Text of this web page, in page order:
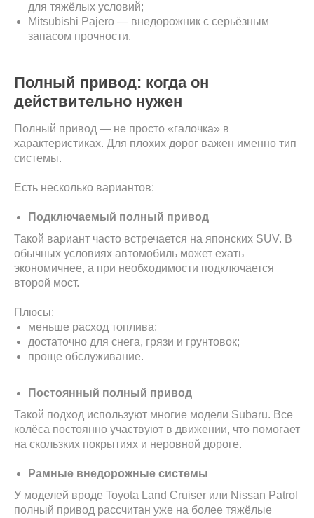
для тяжёлых условий;
Mitsubishi Pajero — внедорожник с серьёзным
запасом прочности.
Полный привод: когда он
действительно нужен
Полный привод — не просто «галочка» в
характеристиках. Для плохих дорог важен именно тип
системы.
Есть несколько вариантов:
Подключаемый полный привод
Такой вариант часто встречается на японских SUV. В
обычных условиях автомобиль может ехать
экономичнее, а при необходимости подключается
второй мост.
Плюсы:
меньше расход топлива;
достаточно для снега, грязи и грунтовок;
проще обслуживание.
Постоянный полный привод
Такой подход используют многие модели Subaru. Все
колёса постоянно участвуют в движении, что помогает
на скользких покрытиях и неровной дороге.
Рамные внедорожные системы
У моделей вроде Toyota Land Cruiser или Nissan Patrol
полный привод рассчитан уже на более тяжёлые